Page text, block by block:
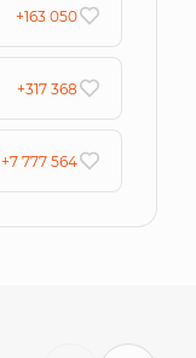
+163 050
+317 368
+7 777 564